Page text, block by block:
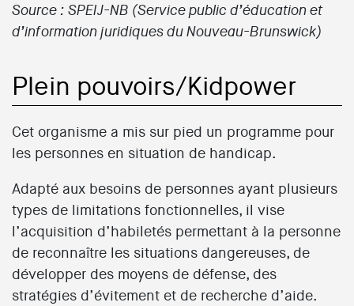
Source : SPEIJ-NB (Service public d’éducation et
d’information juridiques du Nouveau-Brunswick)
Plein pouvoirs/Kidpower
Cet organisme a mis sur pied un programme pour
les personnes en situation de handicap.
Adapté aux besoins de personnes ayant plusieurs
types de limitations fonctionnelles, il vise
l’acquisition d’habiletés permettant à la personne
de reconnaître les situations dangereuses, de
développer des moyens de défense, des
stratégies d’évitement et de recherche d’aide.